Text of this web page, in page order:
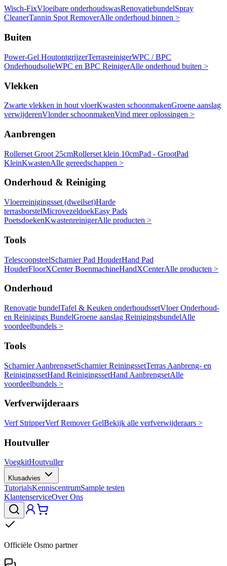
Wisch-FixVloeibare onderhoudswasRenovatiebundelSpray
CleanerTannin Spot RemoverAlle onderhoud binnen >
Buiten
Power-Gel HoutontgrijzerTerrasreinigerWPC / BPC
OnderhoudsolieWPC en BPC ReinigerAlle onderhoud buiten >
Vlekken
Zwarte vlekken in hout vloerKwasten schoonmakenGroene aanslag
verwijderenVlonder schoonmakenVind meer oplossingen >
Aanbrengen
Rollerset Groot 25cmRollerset klein 10cmPad - GrootPad
KleinKwastenAlle gereedschappen >
Onderhoud & Reiniging
Vloerreinigingsset (dweilset)Harde
terrasborstelMicrovezeldoekEasy Pads
PoetsdoekenKwastenreinigerAlle producten >
Tools
TelescoopsteelScharnier Pad HouderHand Pad
HouderFloorXCenter BoenmachineHandXCenterAlle producten >
Onderhoud
Renovatie bundelTafel & Keuken onderhoudssetVloer Onderhoud-
en Reinigings BundelGroene aanslag ReinigingsbundelAlle
voordeelbundels >
Tools
Scharnier AanbrengsetScharnier ReiningssetTerras Aanbreng- en
ReinigingssetHand ReinigingssetHand AanbrengsetAlle
voordeelbundels >
Verfverwijderaars
Verf StripperVerf Remover GelBekijk alle verfverwijderaars >
Houtvuller
VoegkitHoutvuller
Klusadvies
TutorialsKenniscentrumSample testen
KlantenserviceOver Ons
Officiële Osmo partner